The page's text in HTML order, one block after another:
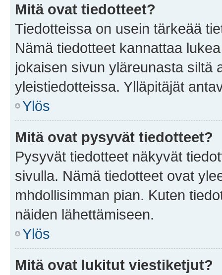
Mitä ovat tiedotteet?
Tiedotteissa on usein tärkeää
Nämä tiedotteet kannattaa
jokaisen sivun yläreunasta siltä
yleistiedotteissa. Ylläpitäjät
Ylös
Mitä ovat pysyvät tiedotteet?
Pysyvät tiedotteet näkyvät
sivulla. Nämä tiedotteet ovat
mhdollisimman pian. Kuten
näiden lähettämiseen.
Ylös
Mitä ovat lukitut viestiketjut?